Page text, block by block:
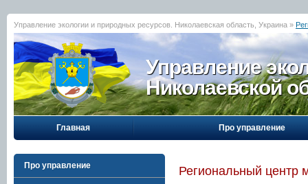
Управление экологии и природных ресурсов. Николаевская область, Украина »
Управление
Николаевской
Главная Про управление
Про управление Региональный центр